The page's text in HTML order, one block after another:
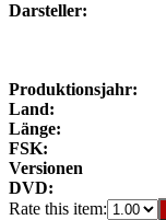
Darsteller:
Produktionsjahr:
Land:
Länge:
FSK:
Versionen
DVD:
Rate this item: